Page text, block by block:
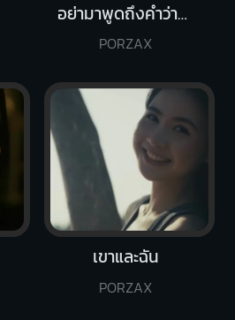
อย่ามาพูดถึงคำว่ารัก
PORZAX
เขาและฉัน
PORZAX